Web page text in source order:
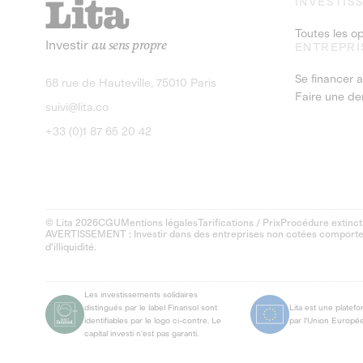
Investir au sens propre
68 rue de Hauteville, 75010 Paris
suivi@lita.co
+33 (0)1 87 65 20 42
Toutes les
Se financer
Faire une
© Lita 2026CGU Mentions légalesTarifications / PrixProcédure
AVERTISSEMENT : Investir dans des entreprises non cotées
d'illiquidité.
Les investissements solidaires
distingués par le label Finansol sont
identifiables par le logo ci-contre. Le
capital investi n'est pas garanti.
Lita est une
par l'Union